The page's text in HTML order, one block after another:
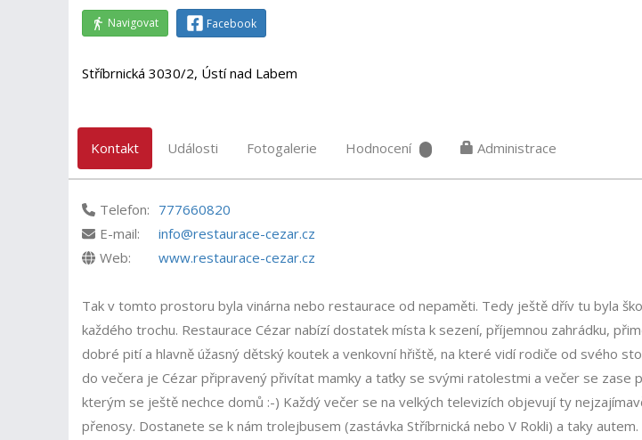
Navigovat Facebook
Stříbrnická 3030/2, Ústí nad Labem
Kontakt Události Fotogalerie Hodnocení Administrace
Telefon: 777660820
E-mail:
info@restaurace-cezar.cz
Web:
www.restaurace-cezar.cz
Tak v tomto prostoru byla vinárna nebo restaurace od nepaměti. Tedy ještě dřív tu byla
každého trochu. Restaurace Cézar nabízí dostatek místa k sezení, příjemnou zahrádku,
dobré pití a hlavně úžasný dětský koutek a venkovní hřiště, na které vidí rodiče od svého
do večera je Cézar připravený přivítat mamky a taťky se svými ratolestmi a večer se zase
kterým se ještě nechce domů :-) Každý večer se na velkých televizích objevují ty
přenosy. Dostanete se k nám trolejbusem (zastávka Stříbrnická nebo V Rokli) a taky autem.